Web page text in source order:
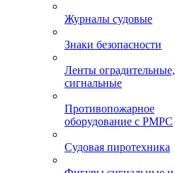
Журналы судовые
Знаки безопасности
Ленты оградительные,
сигнальные
Противопожарное
оборудование с РМРС
Судовая пиротехника